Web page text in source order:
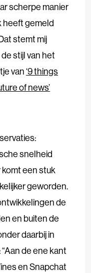
scherpe manier
heeft gemeld
stemt mij
stijl van het
van‘9 things
of news’
snelheid
een stuk
geworden.
de
en buiten de
daarbij in
de ene kant
en Snapchat